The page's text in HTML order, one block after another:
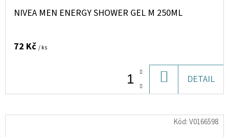
NIVEA MEN ENERGY SHOWER GEL M 250ML
72 Kč / ks
KOŠÍKU
DETAIL
Kód:V0166598